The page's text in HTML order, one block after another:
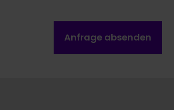
Anfrage absenden